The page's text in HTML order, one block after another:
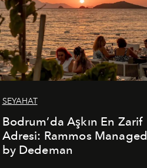
SEYAHAT
Bodrum’da Aşkın En Zarif
Adresi: Rammos Managed
by Dedeman